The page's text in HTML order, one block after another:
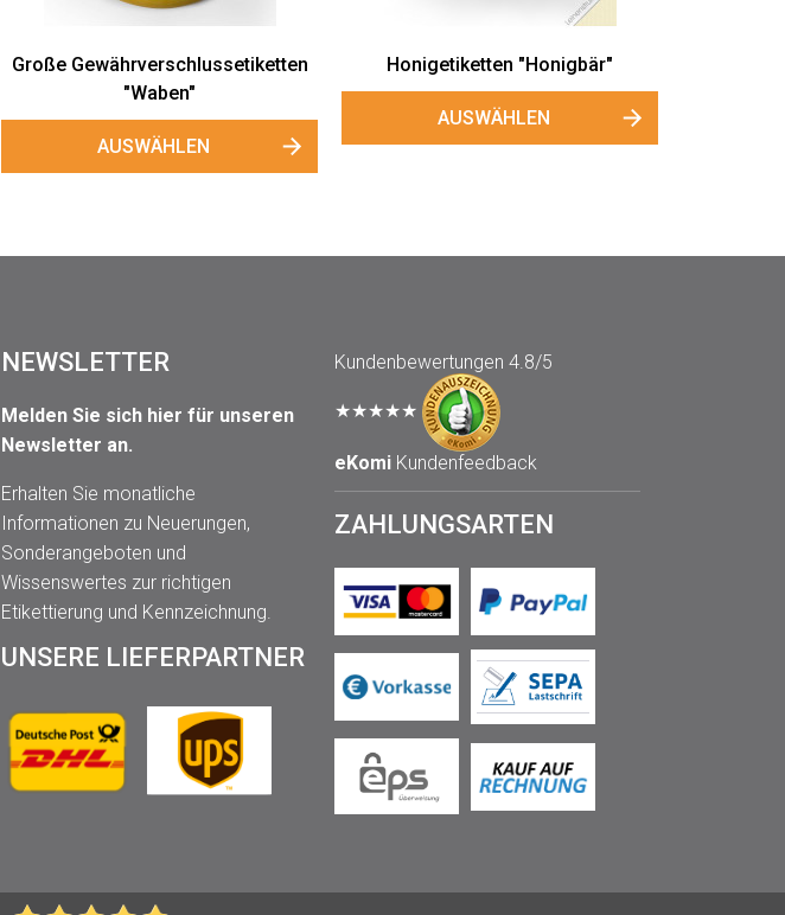
Große Gewährverschlussetiketten
"Waben"
AUSWÄHLEN
Honigetiketten "Honigbär"
AUSWÄHLEN
NEWSLETTER
Melden Sie sich hier für unseren
Newsletter an.
Erhalten Sie monatliche
Informationen zu Neuerungen,
Sonderangeboten und
Wissenswertes zur richtigen
Etikettierung und Kennzeichnung.
UNSERE LIEFERPARTNER
Kundenbewertungen 4.8/5
★★★★★
eKomiKundenfeedback
ZAHLUNGSARTEN